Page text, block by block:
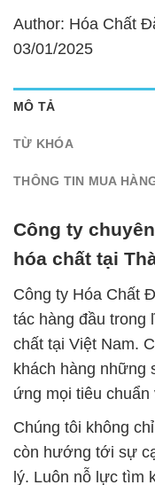
Author: Hóa Chất
03/01/2025
MÔ TẢ
TỪ KHÓA
THÔNG TIN MUA
Công ty
hóa chất tại
Công ty Hóa Chất
tác hàng đầu trong
chất tại Việt Nam.
khách hàng những
ứng mọi tiêu chuẩn
Chúng tôi không
còn hướng tới sự
lý. Luôn nỗ lực tìm